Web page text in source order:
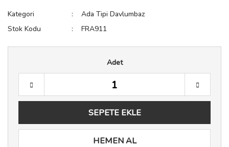
Kategori
Ada Tipi Davlumbaz
Stok Kodu
FRA911
Adet
SEPETE EKLE
HEMEN AL